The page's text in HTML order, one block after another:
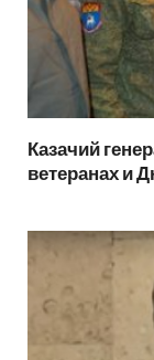
Казачий
ветеранах и